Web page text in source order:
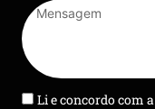
Li e concordo com a